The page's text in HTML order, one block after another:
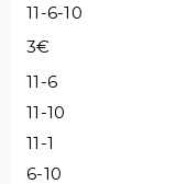
11-6-10
3€
11-6
11-10
11-1
6-10